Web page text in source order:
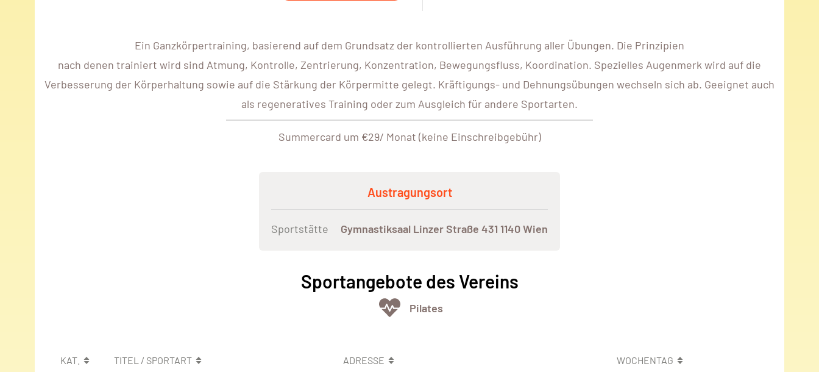
Ein Ganzkörpertraining, basierend auf dem Grundsatz der kontrollierten Ausführung aller Übungen. Die Prinzipien
nach denen trainiert wird sind Atmung, Kontrolle, Zentrierung, Konzentration, Bewegungsfluss, Koordination. Spezielles Augenmerk wird auf die
Verbesserung der Körperhaltung sowie auf die Stärkung der Körpermitte gelegt. Kräftigungs- und Dehnungsübungen wechseln sich ab. Geeignet auch
als regeneratives Training oder zum Ausgleich für andere Sportarten.
Summercard um €29/ Monat (keine Einschreibgebühr)
Austragungsort
Sportstätte Gymnastiksaal Linzer Straße 431 1140 Wien
Sportangebote des Vereins
Pilates
KAT. TITEL / SPORTART ADRESSE
WOCHENTAG